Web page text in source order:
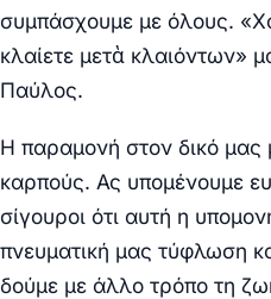
συμπάσχουμε με όλους.
κλαίετε μετὰ κλαιόντων»
Παύλος.
Η παραμονή στον δικό μας
καρπούς. Ας υπομένουμε
σίγουροι ότι αυτή η
πνευματική μας τύφλωση
δούμε με άλλο τρόπο τη